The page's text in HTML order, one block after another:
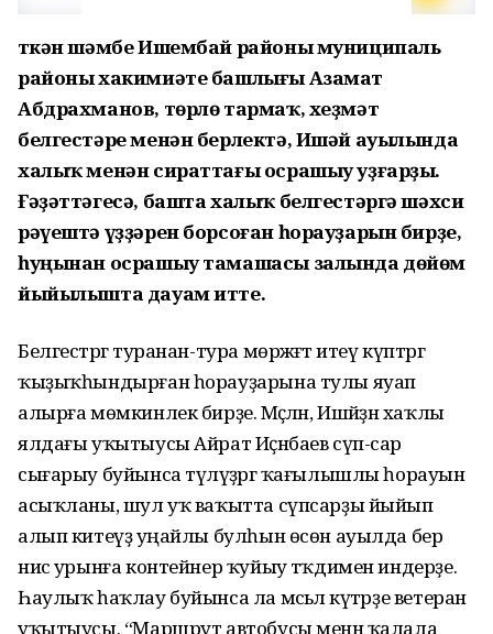
Үткән шәмбе Ишембай районы муниципаль
районы хакимиәте башлығы Азамат
Абдрахманов, төрлө тармаҡ, хеҙмәт
белгестәре менән берлектә, Ишәй ауылында
халыҡ менән сираттағы осрашыу уҙғарҙы.
Ғәҙәттәгесә, башта халыҡ белгестәргә шәхси
рәүештә үҙҙәрен борсоған һорауҙарын бирҙе,
һуңынан осрашыу тамашасы залында дөйөм
йыйылышта дауам итте.
Белгестәргә туранан-тура мөрәжәғәт итеү күптәргә
ҡыҙыҡһындырған һорауҙарына тулы яуап
алырға мөмкинлек бирҙе. Мәҫәлән, Ишәйҙән хаҡлы
ялдағы уҡытыусы Айрат Иҫәнбаев сүп-сар
сығарыу буйынса түләүҙәргә ҡағылышлы һорауын
асыҡланы, шул уҡ ваҡытта сүпсарҙы йыйып
алып китеүҙә уңайлы булһын өсөн ауылда бер
нисә урынға контейнер ҡуйыу тәҡдимен индерҙе.
Һаулыҡ һаҡлау буйынса ла мәсьәлә күтәрҙе ветеран
уҡытыусы. “Маршрут автобусы менән ҡалала